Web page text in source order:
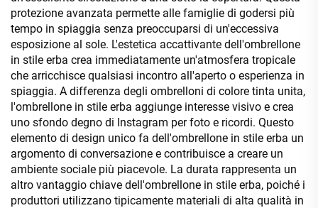
protezione avanzata permette alle famiglie di godersi più
tempo in spiaggia senza preoccuparsi di un'eccessiva
esposizione al sole. L'estetica accattivante dell'ombrellone
in stile erba crea immediatamente un'atmosfera tropicale
che arricchisce qualsiasi incontro all'aperto o esperienza in
spiaggia. A differenza degli ombrelloni di colore tinta unita,
l'ombrellone in stile erba aggiunge interesse visivo e crea
uno sfondo degno di Instagram per foto e ricordi. Questo
elemento di design unico fa dell'ombrellone in stile erba un
argomento di conversazione e contribuisce a creare un
ambiente sociale più piacevole. La durata rappresenta un
altro vantaggio chiave dell'ombrellone in stile erba, poiché i
produttori utilizzano tipicamente materiali di alta qualità in